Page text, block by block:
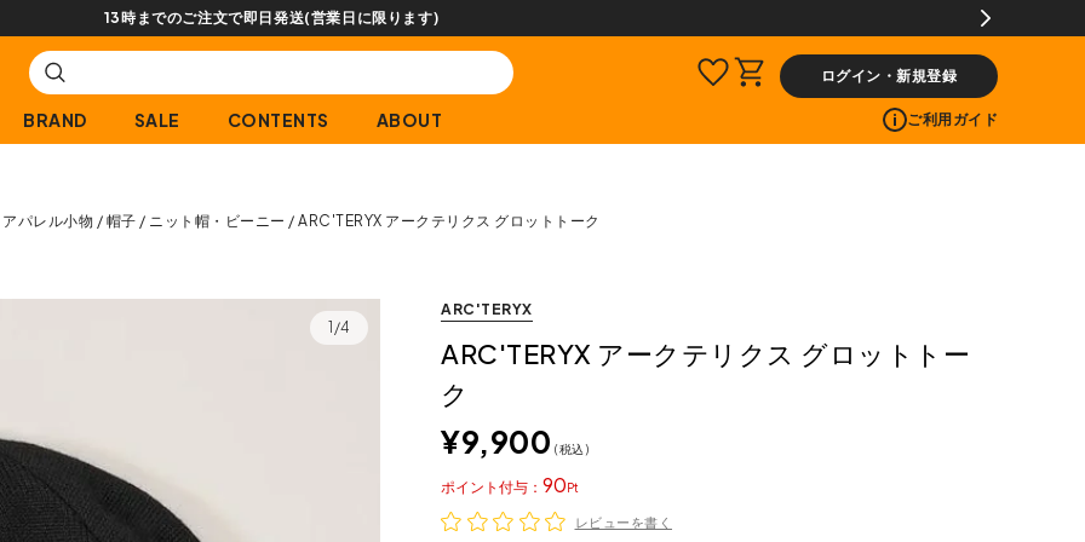
【会員限定】交換送料片道無料サービス
ログイン・新規登録
BRAND SALE CONTENTS ABOUT ご利用ガイド
アパレル小物 帽子 ニット帽・ビーニー ARC'TERYX アークテリクス グロットトーク
1/4
ARC'TERYX
ARC'TERYX アークテリクス グロットトー
ク
¥9,900 税込
90
ポイント
レビューを書く